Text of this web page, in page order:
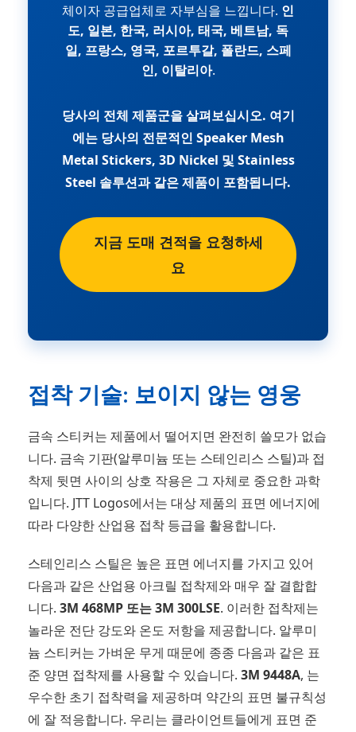
체이자 공급업체로 자부심을 느낍니다. 인
도, 일본, 한국, 러시아, 태국, 베트남, 독
일, 프랑스, 영국, 포르투갈, 폴란드, 스페
인, 이탈리아.
당사의 전체 제품군을 살펴보십시오. 여기
에는 당사의 전문적인 Speaker Mesh
Metal Stickers, 3D Nickel 및 Stainless
Steel 솔루션과 같은 제품이 포함됩니다.
지금 도매 견적을 요청하세
요
접착 기술: 보이지 않는 영웅
금속 스티커는 제품에서 떨어지면 완전히 쓸모가 없습
니다. 금속 기판(알루미늄 또는 스테인리스 스틸)과 접
착제 뒷면 사이의 상호 작용은 그 자체로 중요한 과학
입니다. JTT Logos에서는 대상 제품의 표면 에너지에
따라 다양한 산업용 접착 등급을 활용합니다.
스테인리스 스틸은 높은 표면 에너지를 가지고 있어
다음과 같은 산업용 아크릴 접착제와 매우 잘 결합합
니다. 3M 468MP 또는 3M 300LSE. 이러한 접착제는
놀라운 전단 강도와 온도 저항을 제공합니다. 알루미
늄 스티커는 가벼운 무게 때문에 종종 다음과 같은 표
준 양면 접착제를 사용할 수 있습니다. 3M 9448A, 는
우수한 초기 접착력을 제공하며 약간의 표면 불규칙성
에 잘 적응합니다. 우리는 클라이언트들에게 표면 준